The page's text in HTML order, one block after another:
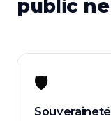
public
🛡️